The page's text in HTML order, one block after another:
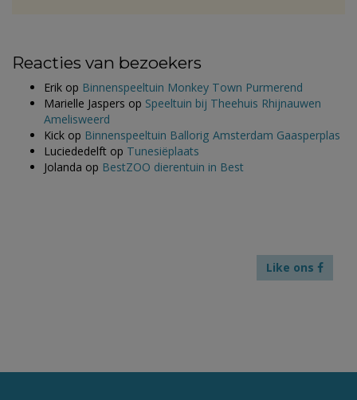
Reacties van bezoekers
Erik op Binnenspeeltuin Monkey Town Purmerend
Marielle Jaspers op Speeltuin bij Theehuis Rhijnauwen
Amelisweerd
Kick op Binnenspeeltuin Ballorig Amsterdam Gaasperplas
Luciededelft op Tunesiëplaats
Jolanda op BestZOO dierentuin in Best
Like ons